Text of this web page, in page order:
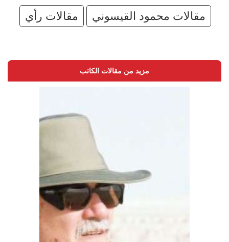
مقالات محمود القيسوني مقالات رأي
مزيد من مقالات الكاتب